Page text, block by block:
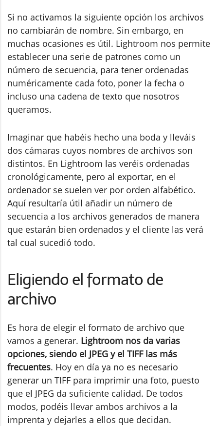
Si no activamos la siguiente opción los archivos
no cambiarán de nombre. Sin embargo, en
muchas ocasiones es útil. Lightroom nos permite
establecer una serie de patrones como un
número de secuencia, para tener ordenadas
numéricamente cada foto, poner la fecha o
incluso una cadena de texto que nosotros
queramos.
Imaginar que habéis hecho una boda y lleváis
dos cámaras cuyos nombres de archivos son
distintos. En Lightroom las veréis ordenadas
cronológicamente, pero al exportar, en el
ordenador se suelen ver por orden alfabético.
Aquí resultaría útil añadir un número de
secuencia a los archivos generados de manera
que estarán bien ordenados y el cliente las verá
tal cual sucedió todo.
Eligiendo el formato de
archivo
Es hora de elegir el formato de archivo que
vamos a generar. Lightroom nos da varias
opciones, siendo el JPEG y el TIFF las más
frecuentes. Hoy en día ya no es necesario
generar un TIFF para imprimir una foto, puesto
que el JPEG da suficiente calidad. De todos
modos, podéis llevar ambos archivos a la
imprenta y dejarles a ellos que decidan.